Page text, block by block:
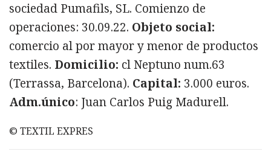
sociedad Pumafils, SL. Comienzo de
operaciones: 30.09.22. Objeto social:
comercio al por mayor y menor de productos
textiles. Domicilio: cl Neptuno num.63
(Terrassa, Barcelona). Capital: 3.000 euros.
Adm.único: Juan Carlos Puig Madurell.
© TEXTIL EXPRES